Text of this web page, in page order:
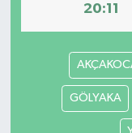
20:11
GÖLYAKA